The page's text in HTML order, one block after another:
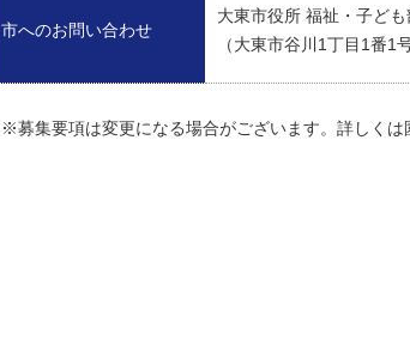
市へのお問い合わせ
大東市役所 福祉・子ど
（大東市谷川1丁目1番1
※募集要項は変更になる場合がございます。詳しく